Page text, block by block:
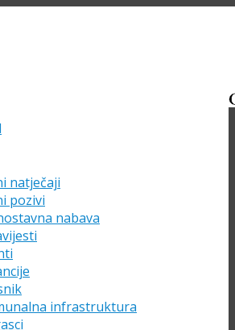
natječaji
pozivi
nabava
infrastruktura